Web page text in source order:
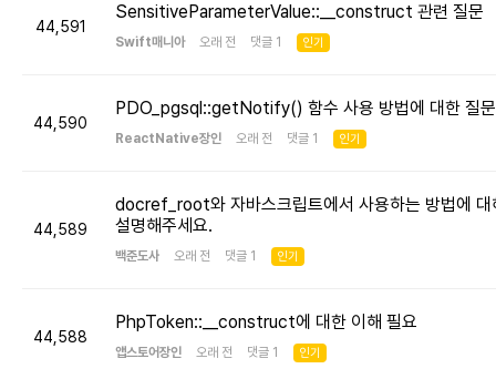
44,591
SensitiveParameterValue::__construct 관련 질문
Swift매니아 오래 전 댓글 1 인기
44,590
PDO_pgsql::getNotify() 함수 사용 방법에 대한 질문
ReactNative장인 오래 전 댓글 1 인기
44,589
docref_root와 자바스크립트에서 사용하는 방법에 대
설명해주세요.
백준도사 오래 전 댓글 1 인기
44,588
PhpToken::__construct에 대한 이해 필요
앱스토어장인 오래 전 댓글 1 인기